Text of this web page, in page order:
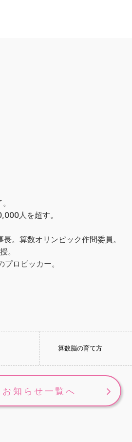
人を超す。
。算数オリンピック作問委員。
。
ロピッカー。
算数脳の育て方
お知らせ一覧へ